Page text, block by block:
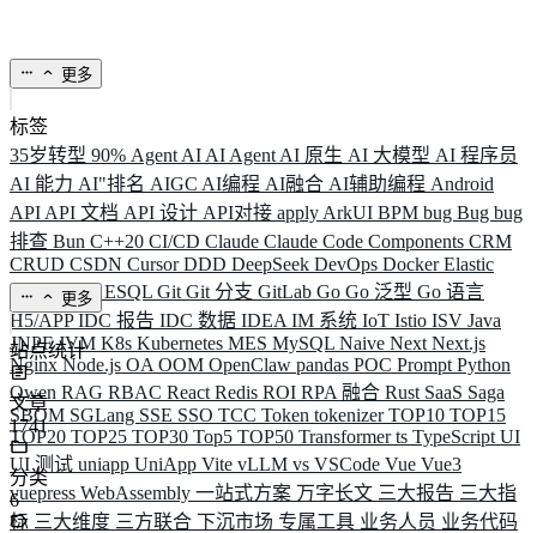
更多
标签
35岁转型 90% Agent AI AI Agent AI 原生 AI 大模型 AI 程序员
AI 能力 AI"排名 AIGC AI编程 AI融合 AI辅助编程 Android
API API 文档 API 设计 API对接 apply ArkUI BPM bug Bug bug
排查 Bun C++20 CI/CD Claude Claude Code Components CRM
CRUD CSDN CursorDDD DeepSeek DevOps DockerElastic
ELK ElysiaESQL Git Git 分支 GitLab Go Go 泛型 Go 语言
H5/APPIDC 报告 IDC 数据 IDEA IM 系统 IoT Istio ISV Java
JNPFJVM K8s Kubernetes MES MySQL Naive Next Next.js
NginxNode.js OA OOM OpenClaw pandas POC Prompt Python
Qwen RAG RBAC React Redis ROI RPA 融合 Rust SaaS Saga
SBOM SGLang SSE SSO TCC Token tokenizerTOP10 TOP15
TOP20 TOP25 TOP30 Top5 TOP50 Transformerts TypeScript UI
UI 测试 uniapp UniApp Vite vLLM vs VSCode Vue Vue3
vuepress WebAssembly 一站式方案 万字长文 三大报告 三大指
标 三大维度 三方联合 下沉市场 专属工具 业务人员 业务代码
更多
站点统计
文章
1741
分类
6